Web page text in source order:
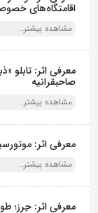
اقامتگاه‌های
مشاهده بیشتر..
معرفی اثر: تابلو
صاحبقرانیه
مشاهده بیشتر..
معرفی اثر:
مشاهده بیشتر..
معرفی اثر: حِرز؛